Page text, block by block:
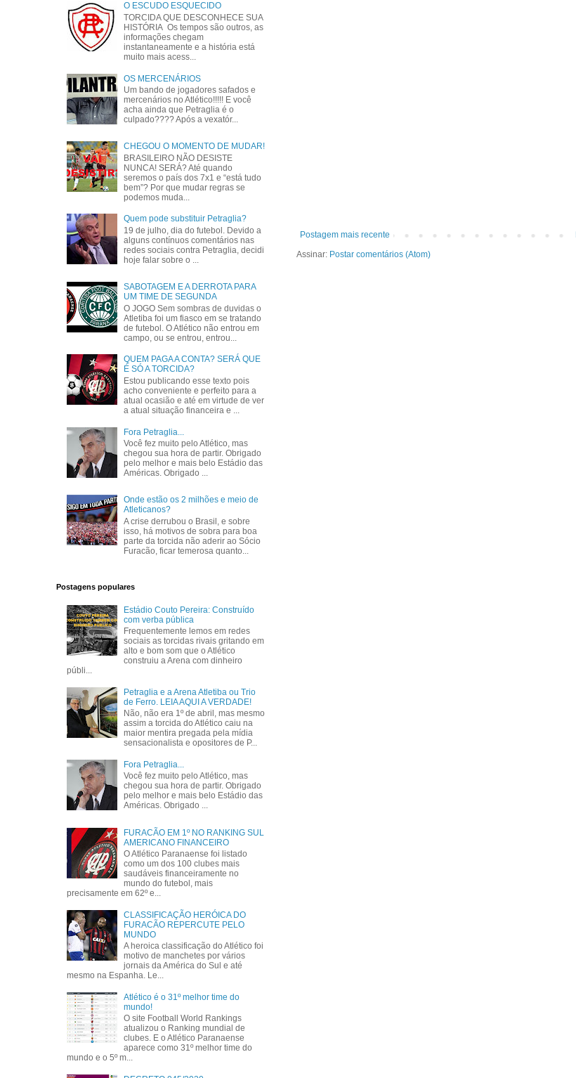
Postagem mais recente
Assinar: Postar comentários (Atom)
O ESCUDO ESQUECIDO
TORCIDA QUE DESCONHECE SUA
HISTÓRIA Os tempos são outros, as
informações chegam
instantaneamente e a história está
muito mais acess...
OS MERCENÁRIOS
Um bando de jogadores safados e
mercenários no Atlético!!!!! E você
acha ainda que Petraglia é o
culpado???? Após a vexatór...
CHEGOU O MOMENTO DE MUDAR!
BRASILEIRO NÃO DESISTE
NUNCA! SERÁ? Até quando
seremos o país dos 7x1 e “está tudo
bem”? Por que mudar regras se
podemos muda...
Quem pode substituir Petraglia?
19 de julho, dia do futebol. Devido a
alguns contínuos comentários nas
redes sociais contra Petraglia, decidi
hoje falar sobre o ...
SABOTAGEM E A DERROTA PARA
UM TIME DE SEGUNDA
O JOGO Sem sombras de duvidas o
Atletiba foi um fiasco em se tratando
de futebol. O Atlético não entrou em
campo, ou se entrou, entrou...
QUEM PAGA A CONTA? SERÁ QUE
É SÓ A TORCIDA?
Estou publicando esse texto pois
acho conveniente e perfeito para a
atual ocasião e até em virtude de ver
a atual situação financeira e ...
Fora Petraglia...
Você fez muito pelo Atlético, mas
chegou sua hora de partir. Obrigado
pelo melhor e mais belo Estádio das
Américas. Obrigado ...
Onde estão os 2 milhões e meio de
Atleticanos?
A crise derrubou o Brasil, e sobre
isso, há motivos de sobra para boa
parte da torcida não aderir ao Sócio
Furacão, ficar temerosa quanto...
Postagens populares
Estádio Couto Pereira: Construído
com verba pública
Frequentemente lemos em redes
sociais as torcidas rivais gritando em
alto e bom som que o Atlético
construiu a Arena com dinheiro
públi...
Petraglia e a Arena Atletiba ou Trio
de Ferro. LEIA AQUI A VERDADE!
Não, não era 1º de abril, mas mesmo
assim a torcida do Atlético caiu na
maior mentira pregada pela mídia
sensacionalista e opositores de P...
Fora Petraglia...
Você fez muito pelo Atlético, mas
chegou sua hora de partir. Obrigado
pelo melhor e mais belo Estádio das
Américas. Obrigado ...
FURACÃO EM 1º NO RANKING SUL
AMERICANO FINANCEIRO
O Atlético Paranaense foi listado
como um dos 100 clubes mais
saudáveis financeiramente no
mundo do futebol, mais
precisamente em 62º e...
CLASSIFICAÇÃO HERÓICA DO
FURACÃO REPERCUTE PELO
MUNDO
A heroica classificação do Atlético foi
motivo de manchetes por vários
jornais da América do Sul e até
mesmo na Espanha. Le...
Atlético é o 31º melhor time do
mundo!
O site Football World Rankings
atualizou o Ranking mundial de
clubes. E o Atlético Paranaense
aparece como 31º melhor time do
mundo e o 5º m...